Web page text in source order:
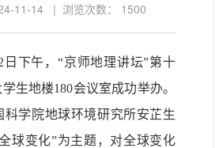
11-14 | 浏览次数： 1500
日下午，“京师地理讲坛”第十
生地楼180会议室成功举办。
科学院地球环境研究所安芷生
球变化”为主题，对全球变化